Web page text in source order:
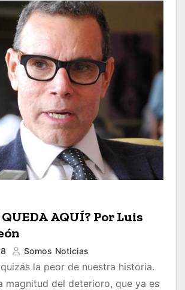
AQUÍ? Por Luis
Somos Noticias
la peor de nuestra historia.
magnitud del deterioro, que ya es